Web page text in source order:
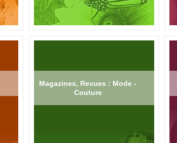
Magazines, Revues : Mode -
Couture